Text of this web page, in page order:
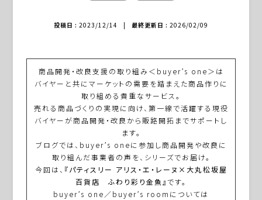
投稿日 : 2023/12/14 | 最終更新日 : 2026/02/09
商品開発・改良支援の取り組み＜buyer’s one＞は
バイヤーと共にマーケットの需要を踏まえた商品作りに
取り組める貴重なサービス。
売れる商品づくりの実現に向け、第一線で活躍する現役
バイヤーが商品開発・改良から販路開拓までサポートし
ます。
ブログでは、buyer’s oneに参加し商品開発や改良に
取り組んだ事業者の声を、シリーズでお届け。
今回は、 『パティスリー アリス・エ・レーヌ×大丸松坂屋
百貨店 ふわり彩り金魚』です。
buyer’s one／buyer’s roomについては